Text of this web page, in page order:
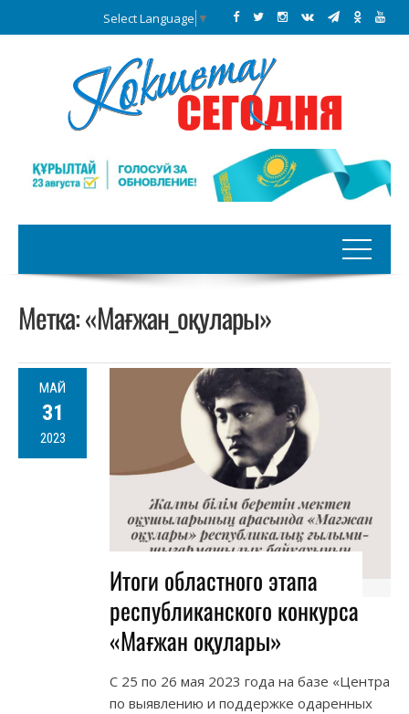
Select Language ▼
Метка:«Мағжан_оқулары»
МАЙ
31
2023
Итоги областного этапа
республиканского конкурса
«Мағжан оқулары»
С 25 по 26 мая 2023 года на базе «Центра
по выявлению и поддержке одаренных